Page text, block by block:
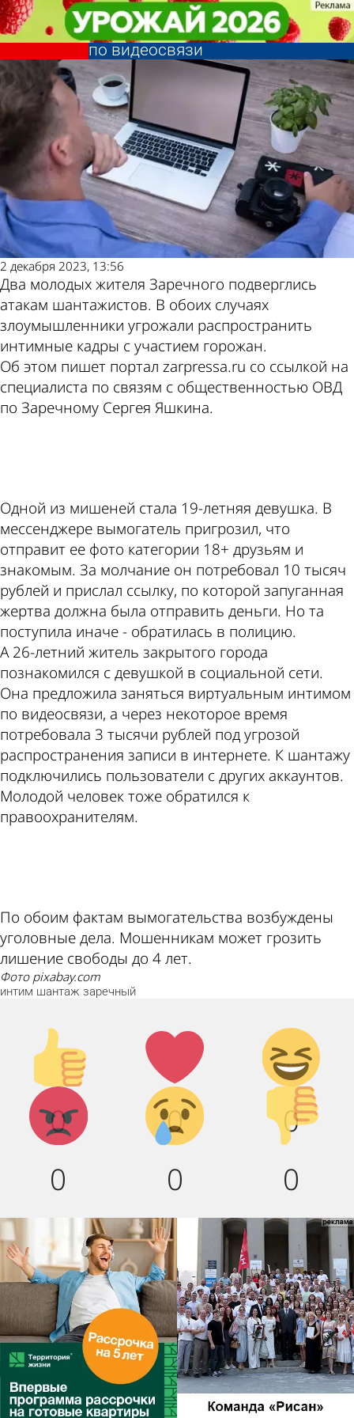
Шантажистка соблазнила
зареченца виртуальным интимом
по видеосвязи
Криминал
2 декабря 2023, 13:56
Два молодых жителя Заречного подверглись
атакам шантажистов. В обоих случаях
злоумышленники угрожали распространить
интимные кадры с участием горожан.
Об этом пишет портал zarpressa.ru со ссылкой на
специалиста по связям с общественностью ОВД
по Заречному Сергея Яшкина.
Одной из мишеней стала 19-летняя девушка. В
мессенджере вымогатель пригрозил, что
отправит ее фото категории 18+ друзьям и
знакомым. За молчание он потребовал 10 тысяч
рублей и прислал ссылку, по которой запуганная
жертва должна была отправить деньги. Но та
поступила иначе - обратилась в полицию.
А 26-летний житель закрытого города
познакомился с девушкой в социальной сети.
Она предложила заняться виртуальным интимом
по видеосвязи, а через некоторое время
потребовала 3 тысячи рублей под угрозой
распространения записи в интернете. К шантажу
подключились пользователи с других аккаунтов.
Молодой человек тоже обратился к
правоохранителям.
По обоим фактам вымогательства возбуждены
уголовные дела. Мошенникам может грозить
лишение свободы до 4 лет.
фото pixabay.com
интим шантаж заречный
Палец
вверх!
0
Лайк!
0
Дикий
смех!
0
Агрессия!
0
Грусть :(
0
Палец
вниз!
0
Шантажистка соблазнила
зареченца виртуальным интимом
по видеосвязи
Криминал
Другие новости по
теме
Погода и курсы
валют в Пензе